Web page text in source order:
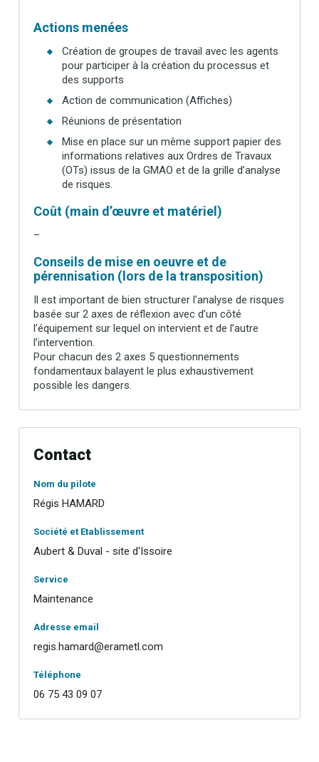
Actions menées
Création de groupes de travail avec les agents
pour participer à la création du processus et
des supports
Action de communication (Affiches)
Réunions de présentation
Mise en place sur un même support papier des
informations relatives aux Ordres de Travaux
(OTs) issus de la GMAO et de la grille d’analyse
de risques.
Coût (main d’œuvre et matériel)
–
Conseils de mise en oeuvre et de
pérennisation (lors de la transposition)
Il est important de bien structurer l’analyse de risques
basée sur 2 axes de réflexion avec d’un côté
l’équipement sur lequel on intervient et de l’autre
l’intervention.
Pour chacun des 2 axes 5 questionnements
fondamentaux balayent le plus exhaustivement
possible les dangers.
Contact
Nom du pilote
Régis HAMARD
Société et Etablissement
Aubert & Duval - site d'Issoire
Service
Maintenance
Adresse email
regis.hamard@erametl.com
Téléphone
06 75 43 09 07